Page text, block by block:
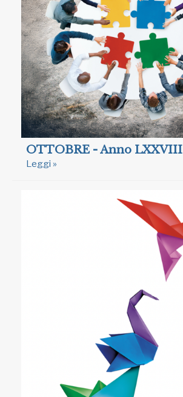
OTTOBRE - Anno LXXVIII
Leggi »